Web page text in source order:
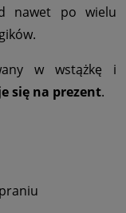
nawet po wielu
w wstążkę i
się na prezent.